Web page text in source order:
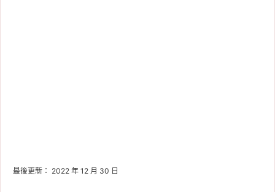
最後更新： 2022 年 12 月 30 日